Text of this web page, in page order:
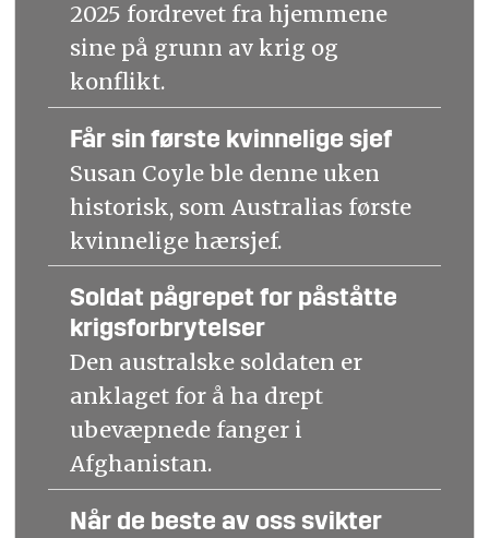
2025 fordrevet fra hjemmene
sine på grunn av krig og
konflikt.
Får sin første kvinnelige sjef
Susan Coyle ble denne uken
historisk, som Australias første
kvinnelige hærsjef.
Soldat pågrepet for påståtte
krigsforbrytelser
Den australske soldaten er
anklaget for å ha drept
ubevæpnede fanger i
Afghanistan.
Når de beste av oss svikter